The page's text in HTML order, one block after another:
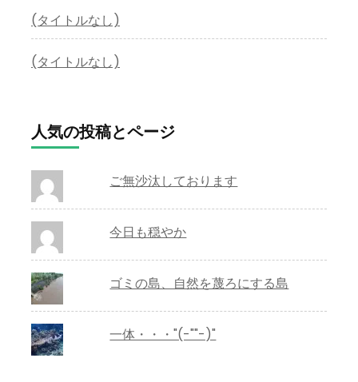
(タイトルなし)
(タイトルなし)
人気の投稿とページ
ご無沙汰しております
今日も穏やか
ゴミの島、自然を蔑ろにする島
一体・・・"(-""-)"